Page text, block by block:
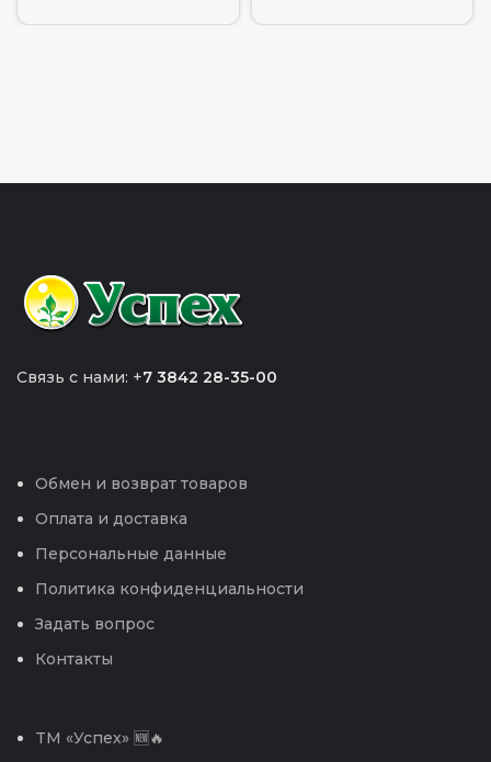
Связь с нами: +7 3842 28-35-00
Обмен и возврат товаров
Оплата и доставка
Персональные данные
Политика конфиденциальности
Задать вопрос
Контакты
TM «Успех» 🆕🔥